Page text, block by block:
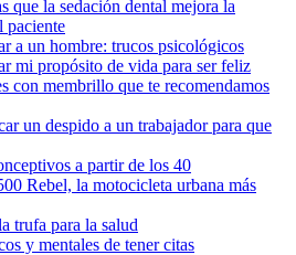
que la sedación dental mejora la
paciente
a un hombre: trucos psicológicos
mi propósito de vida para ser feliz
con membrillo que te recomendamos
un despido a un trabajador para que
a partir de los 40
Rebel, la motocicleta urbana más
trufa para la salud
y mentales de tener citas